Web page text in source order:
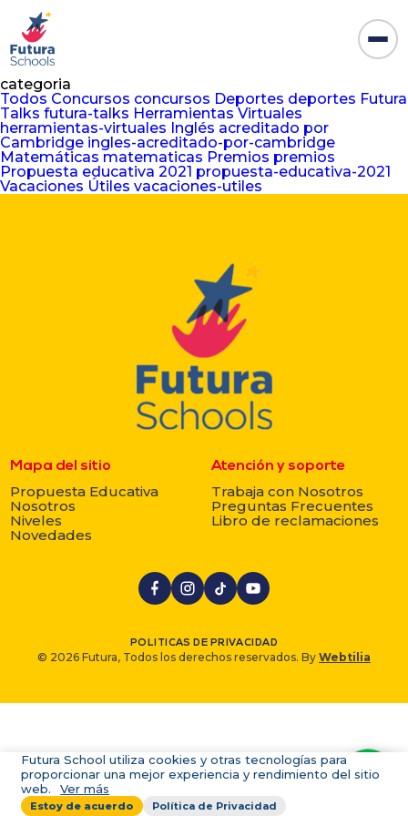
categoria
Todos Concursos concursos Deportes deportes Futura
Talks futura-talks Herramientas Virtuales
herramientas-virtuales Inglés acreditado por
Cambridge ingles-acreditado-por-cambridge
Matemáticas matematicas Premios premios
Propuesta educativa 2021 propuesta-educativa-2021
Vacaciones Útiles vacaciones-utiles
Mapa del sitio
Propuesta Educativa
Nosotros
Niveles
Novedades
Atención y soporte
Trabaja con Nosotros
Preguntas Frecuentes
Libro de reclamaciones
POLITICAS DE PRIVACIDAD
© 2026 Futura, Todos los derechos reservados. By Webtilia
Futura School utiliza cookies y otras tecnologías para
proporcionar una mejor experiencia y rendimiento del sitio
web.
Ver más
Estoy de acuerdo Política de Privacidad